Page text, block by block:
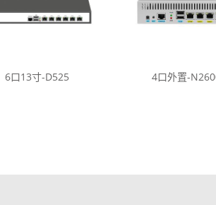
6口13寸-D525 4口外置-